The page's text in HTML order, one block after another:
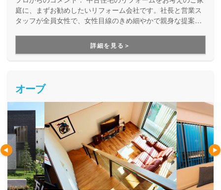
庭に、まずお勧めしたいリフォーム会社です。社長と営業ス
タッフが全員女性で、女性目線のきめ細やかで親身な提案に
悩みに丁寧に寄り添い、コスト面はもちろん、ライフスタイ
ルや好みに合わせて、一番いい方法を提案してくれます。ア
フターサポートにも力を入れているので、末長く同じところ
詳細を見る＞
オーブ